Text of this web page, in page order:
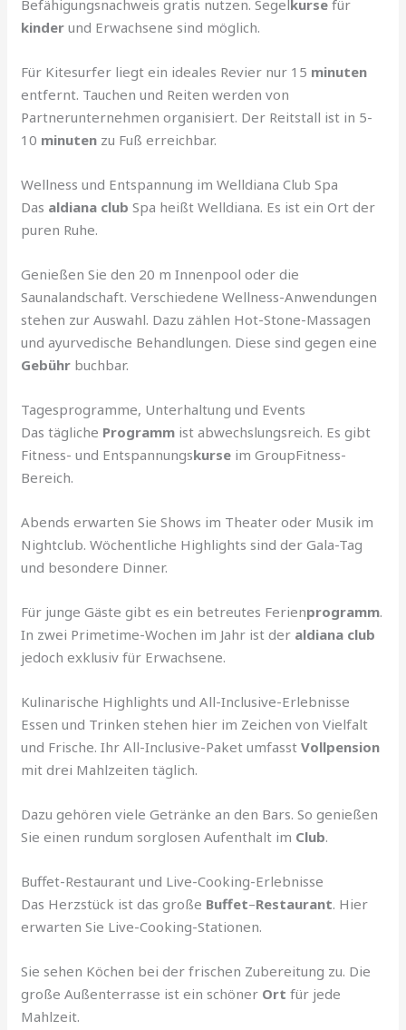
Befähigungsnachweis gratis nutzen. Segelkurse für
kinder und Erwachsene sind möglich.
Für Kitesurfer liegt ein ideales Revier nur 15 minuten
entfernt. Tauchen und Reiten werden von
Partnerunternehmen organisiert. Der Reitstall ist in 5-
10 minuten zu Fuß erreichbar.
Wellness und Entspannung im Welldiana Club Spa
Das aldiana club Spa heißt Welldiana. Es ist ein Ort der
puren Ruhe.
Genießen Sie den 20 m Innenpool oder die
Saunalandschaft. Verschiedene Wellness-Anwendungen
stehen zur Auswahl. Dazu zählen Hot-Stone-Massagen
und ayurvedische Behandlungen. Diese sind gegen eine
Gebühr buchbar.
Tagesprogramme, Unterhaltung und Events
Das tägliche Programm ist abwechslungsreich. Es gibt
Fitness- und Entspannungskurse im GroupFitness-
Bereich.
Abends erwarten Sie Shows im Theater oder Musik im
Nightclub. Wöchentliche Highlights sind der Gala-Tag
und besondere Dinner.
Für junge Gäste gibt es ein betreutes Ferienprogramm.
In zwei Primetime-Wochen im Jahr ist der aldiana club
jedoch exklusiv für Erwachsene.
Kulinarische Highlights und All-Inclusive-Erlebnisse
Essen und Trinken stehen hier im Zeichen von Vielfalt
und Frische. Ihr All-Inclusive-Paket umfasstVollpension
mit drei Mahlzeiten täglich.
Dazu gehören viele Getränke an den Bars. So genießen
Sie einen rundum sorglosen Aufenthalt im Club.
Buffet-Restaurant und Live-Cooking-Erlebnisse
Das Herzstück ist das große Buffet–Restaurant. Hier
erwarten Sie Live-Cooking-Stationen.
Sie sehen Köchen bei der frischen Zubereitung zu. Die
große Außenterrasse ist ein schöner Ort für jede
Mahlzeit.